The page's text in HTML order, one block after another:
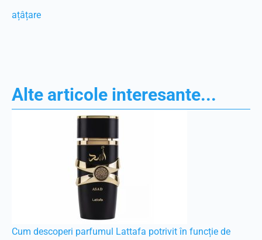
ațâțare
Alte articole interesante...
Cum descoperi parfumul Lattafa potrivit în funcție de